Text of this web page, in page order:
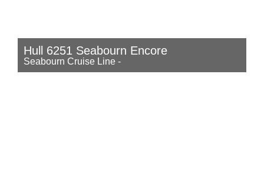
Hull 6251 Seabourn Encore
Seabourn Cruise Line -